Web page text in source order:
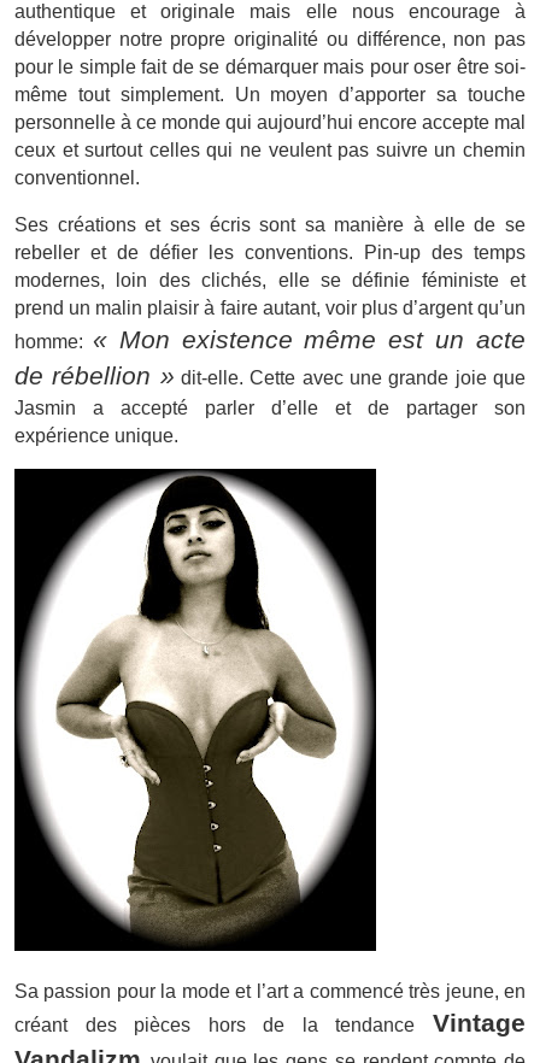
authentique et originale mais elle nous encourage à
développer notre propre originalité ou différence, non pas
pour le simple fait de se démarquer mais pour oser être soi-
même tout simplement. Un moyen d’apporter sa touche
personnelle à ce monde qui aujourd’hui encore accepte mal
ceux et surtout celles qui ne veulent pas suivre un chemin
conventionnel.
Ses créations et ses écris sont sa manière à elle de se
rebeller et de défier les conventions. Pin-up des temps
modernes, loin des clichés, elle se définie féministe et
prend un malin plaisir à faire autant, voir plus d’argent qu’un
homme: « Mon existence même est un acte
de rébellion » dit-elle. Cette avec une grande joie que
Jasmin a accepté parler d’elle et de partager son
expérience unique.
Sa passion pour la mode et l’art a commencé très jeune, en
créant des pièces hors de la tendance Vintage